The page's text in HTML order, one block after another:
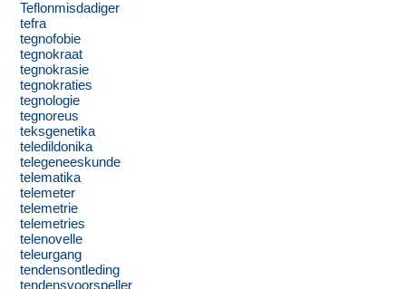
Teflonmisdadiger
tefra
tegnofobie
tegnokraat
tegnokrasie
tegnokraties
tegnologie
tegnoreus
teksgenetika
teledildonika
telegeneeskunde
telematika
telemeter
telemetrie
telemetries
telenovelle
teleurgang
tendensontleding
tendensvoorspeller